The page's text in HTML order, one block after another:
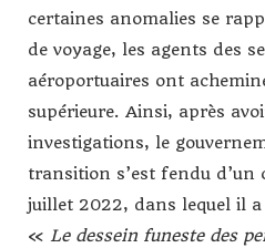
certaines anomalies se
de voyage, les agents des
aéroportuaires ont
supérieure. Ainsi, après
investigations, le
transition s’est fendu d’un
juillet 2022, dans lequel il
« Le dessein funeste des